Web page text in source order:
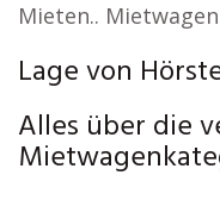
Mieten..
Lage von
Alles über die